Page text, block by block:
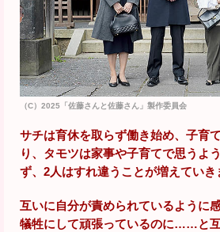
（C）2025「佐藤さんと佐藤さん」製作委員会
サチは育休を取らず働き始め、子育
り、タモツは家事や子育てで思うよ
ず、2人はすれ違うことが増えていき
互いに自分が責められているように
犠牲にして頑張っているのに……と